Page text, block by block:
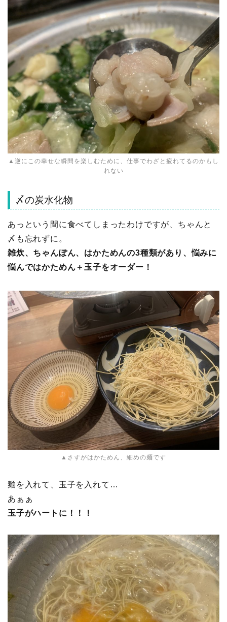
▲逆にこの幸せな瞬間を楽しむために、仕事でわざと疲れてるのかもし
れない
〆の炭水化物
あっという間に食べてしまったわけですが、ちゃんと
〆も忘れずに。
雑炊、ちゃんぽん、はかためんの3種類があり、悩みに
悩んではかためん＋玉子をオーダー！
▲さすがはかためん、細めの麺です
麺を入れて、玉子を入れて…
あぁぁ
玉子がハートに！！！